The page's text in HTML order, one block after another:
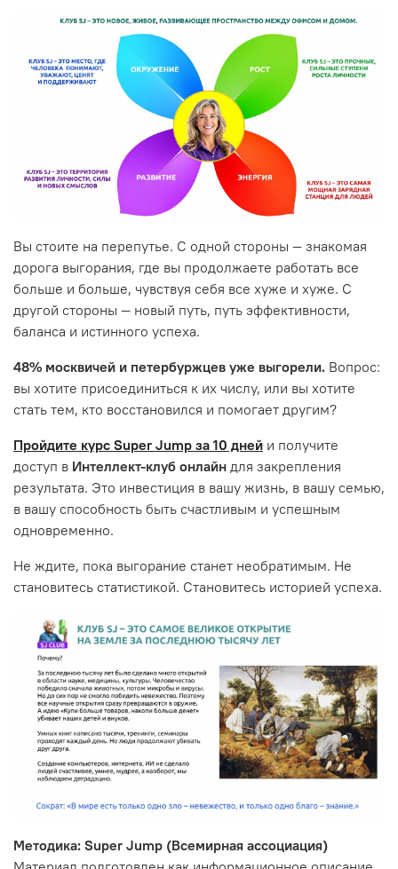
Вы стоите на перепутье. С одной стороны — знакомая
дорога выгорания, где вы продолжаете работать все
больше и больше, чувствуя себя все хуже и хуже. С
другой стороны — новый путь, путь эффективности,
баланса и истинного успеха.
48% москвичей и петербуржцев уже выгорели. Вопрос:
вы хотите присоединиться к их числу, или вы хотите
стать тем, кто восстановился и помогает другим?
Пройдите курс Super Jump за 10 дней и получите
доступ в Интеллект-клуб онлайн для закрепления
результата. Это инвестиция в вашу жизнь, в вашу семью,
в вашу способность быть счастливым и успешным
одновременно.
Не ждите, пока выгорание станет необратимым. Не
становитесь статистикой. Становитесь историей успеха.
Методика: Super Jump (Всемирная ассоциация)